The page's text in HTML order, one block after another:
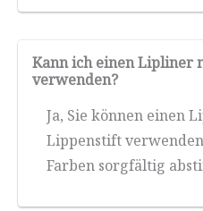
Kann ich einen Lipliner
verwenden?
Ja, Sie können einen
Lippenstift
Farben sorgfältig